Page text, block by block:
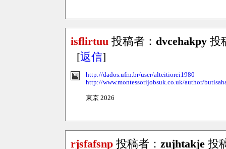
isflirtuu 投稿者： dvcehakpy 投
[返信]
http://dados.ufrn.br/user/alteitiorei1980
http://www.montessorijobsuk.co.uk/author/
東京 2026
rjsfafsnp 投稿者： zujhtakje 投